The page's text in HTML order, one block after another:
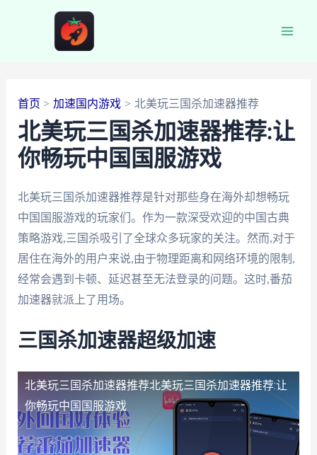
首页 加速国内游戏 北美玩三国杀加速器推荐
北美玩三国杀加速器推荐:让
你畅玩中国国服游戏
北美玩三国杀加速器推荐是针对那些身在海外却想畅玩
中国国服游戏的玩家们。作为一款深受欢迎的中国古典
策略游戏,三国杀吸引了全球众多玩家的关注。然而,对于
居住在海外的用户来说,由于物理距离和网络环境的限制,
经常会遇到卡顿、延迟甚至无法登录的问题。这时,番茄
加速器就派上了用场。
三国杀加速器超级加速
北美玩三国杀加速器推荐北美玩三国杀加速器推荐:让
你畅玩中国国服游戏